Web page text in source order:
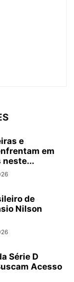
e
em
neste...
de
Nilson
Série D
Acesso